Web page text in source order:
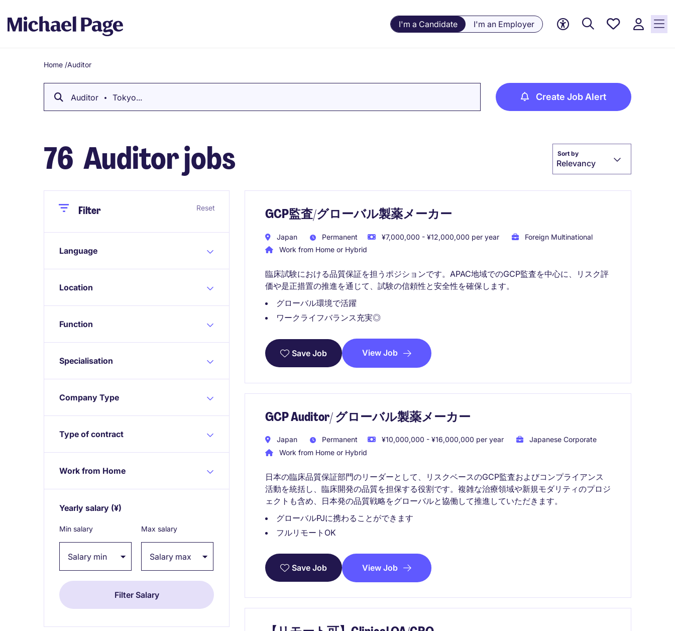
I'm a Candidate I'm an Employer
Saved
Breadcrumb
Home /Auditor
Auditor Tokyo... Create Job Alert
76 Auditor jobs Sort by
Relevancy
CloseFilter Reset
Language
Location
Function
Specialisation
Company Type
Type of contract
Work from Home
Yearly salary (¥)
Min salary Max salary
GCP監査/グローバル製薬メーカー
Japan Permanent ¥7,000,000 - ¥12,000,000 per year
Foreign Multinational
Work from Home or Hybrid
臨床試験における品質保証を担うポジションです。APAC地域でのGCP監査を中心に、リスク評
価や是正措置の推進を通じて、試験の信頼性と安全性を確保します。
グローバル環境で活躍
ワークライフバランス充実◎
Save Job View Job
GCP Auditor/ グローバル製薬メーカー
Japan Permanent ¥10,000,000 - ¥16,000,000 per year
Japanese Corporate
Work from Home or Hybrid
日本の臨床品質保証部門のリーダーとして、リスクベースのGCP監査およびコンプライアンス
活動を統括し、臨床開発の品質を担保する役割です。複雑な治療領域や新規モダリティのプロジ
ェクトも含め、日本発の品質戦略をグローバルと協働して推進していただきます。
グローバルPJに携わることができます
フルリモートOK
Save Job View Job